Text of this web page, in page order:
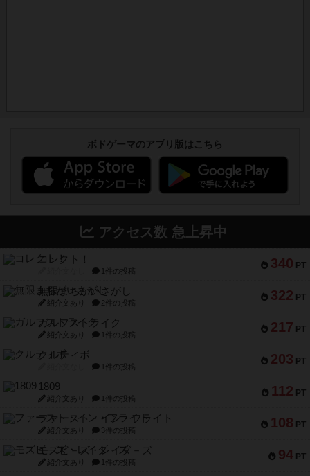
ボドゲーマのアプリ版はこちら
アクセス数 急上昇中
340 PT
コレクト！
1件の投稿
322 PT
無限まちがいさがし
紹介文あり 2件の投稿
217 PT
ガルフストライク
紹介文あり 1件の投稿
203 PT
クルティボ
1件の投稿
112 PT
1809
紹介文あり 1件の投稿
108 PT
ファースト・イン・フライト
紹介文あり 3件の投稿
94 PT
モズビ－ズ・レイダ－ズ
紹介文あり 1件の投稿